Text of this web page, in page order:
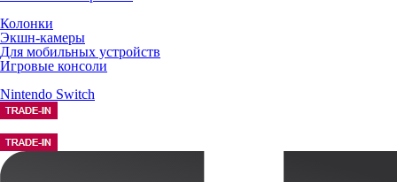
Колонки
Экшн-камеры
Для мобильных устройств
Игровые консоли
Nintendo Switch